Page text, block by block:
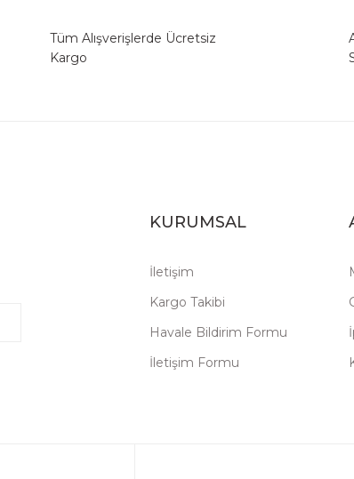
Tüm Alışverişlerde Ücretsiz
Kargo
KURUMSAL
İletişim
Kargo Takibi
Havale Bildirim Formu
İletişim Formu